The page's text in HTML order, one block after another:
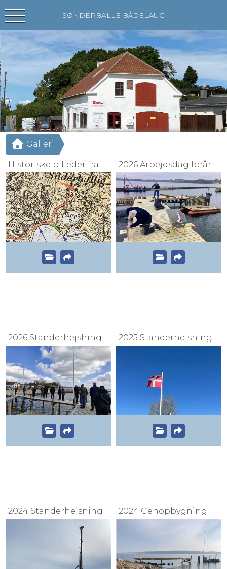
SØNDERBALLE BÅDELAUG
Galleri
Historiske billeder fra Sønderballe Strand 2026 Arbejdsdag forår
2026 Standerhejshing april 2025 Standerhejsning og arbejdsdag
2024 Standerhejsning 2024 Genopbygning